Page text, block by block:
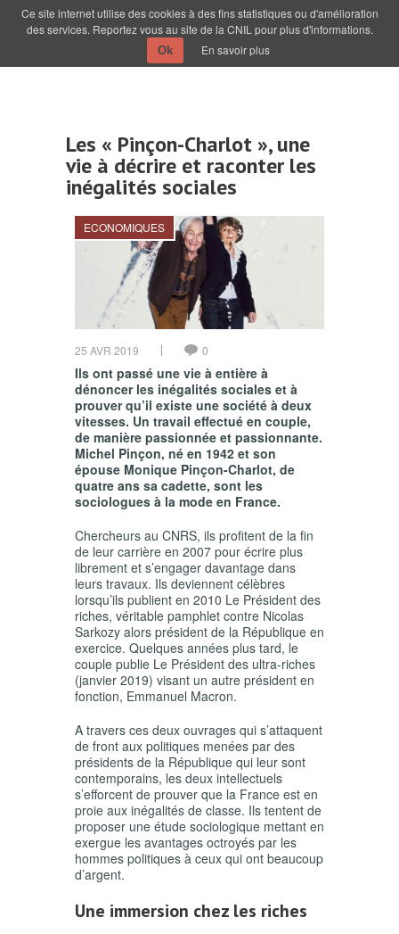
Les « Pinçon-Charlot », une
vie à décrire et raconter les
inégalités sociales
ECONOMIQUES
25 AVR 2019 0
Ils ont passé une vie à entière à
dénoncer les inégalités sociales et à
prouver qu’il existe une société à deux
vitesses. Un travail effectué en couple,
de manière passionnée et passionnante.
Michel Pinçon, né en 1942 et son
épouse Monique Pinçon-Charlot, de
quatre ans sa cadette, sont les
sociologues à la mode en France.
Chercheurs au CNRS, ils profitent de la fin
de leur carrière en 2007 pour écrire plus
librement et s’engager davantage dans
leurs travaux. Ils deviennent célèbres
lorsqu’ils publient en 2010 Le Président des
riches, véritable pamphlet contre Nicolas
Sarkozy alors président de la République en
exercice. Quelques années plus tard, le
couple publie Le Président des ultra-riches
(janvier 2019) visant un autre président en
fonction, Emmanuel Macron.
A travers ces deux ouvrages qui s’attaquent
de front aux politiques menées par des
présidents de la République qui leur sont
contemporains, les deux intellectuels
s’efforcent de prouver que la France est en
proie aux inégalités de classe. Ils tentent de
proposer une étude sociologique mettant en
exergue les avantages octroyés par les
hommes politiques à ceux qui ont beaucoup
d’argent.
Une immersion chez les riches
Ce site internet utilise des cookies à des fins statistiques ou d'amélioration
des services. Reportez vous au site de la CNIL pour plus d'informations.
Ok En savoir plus